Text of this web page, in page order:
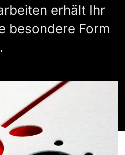
erhält Ihr
besondere Form